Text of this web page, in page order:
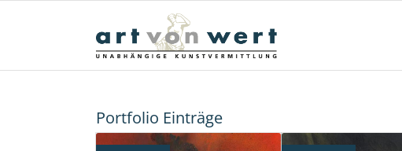
Portfolio Einträge